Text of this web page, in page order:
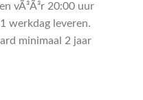
vÃ³Ã³r 20:00 uur
werkdag leveren.
minimaal 2 jaar